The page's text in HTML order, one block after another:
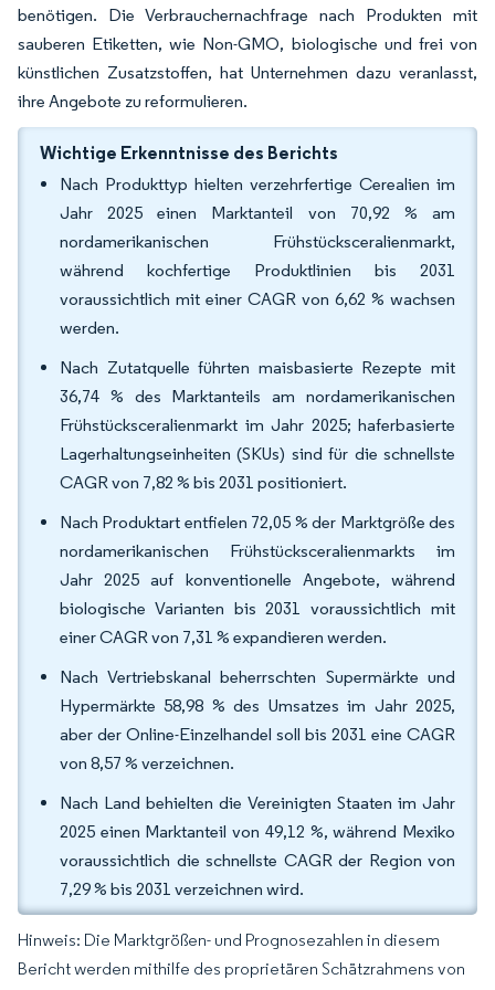
benötigen. Die Verbrauchernachfrage nach Produkten mit
sauberen Etiketten, wie Non-GMO, biologische und frei von
künstlichen Zusatzstoffen, hat Unternehmen dazu veranlasst,
ihre Angebote zu reformulieren.
Wichtige Erkenntnisse des Berichts
Nach Produkttyp hielten verzehrfertige Cerealien im
Jahr 2025 einen Marktanteil von 70,92 % am
nordamerikanischen Frühstücksceralienmarkt,
während kochfertige Produktlinien bis 2031
voraussichtlich mit einer CAGR von 6,62 % wachsen
werden.
Nach Zutatquelle führten maisbasierte Rezepte mit
36,74 % des Marktanteils am nordamerikanischen
Frühstücksceralienmarkt im Jahr 2025; haferbasierte
Lagerhaltungseinheiten (SKUs) sind für die schnellste
CAGR von 7,82 % bis 2031 positioniert.
Nach Produktart entfielen 72,05 % der Marktgröße des
nordamerikanischen Frühstücksceralienmarkts im
Jahr 2025 auf konventionelle Angebote, während
biologische Varianten bis 2031 voraussichtlich mit
einer CAGR von 7,31 % expandieren werden.
Nach Vertriebskanal beherrschten Supermärkte und
Hypermärkte 58,98 % des Umsatzes im Jahr 2025,
aber der Online-Einzelhandel soll bis 2031 eine CAGR
von 8,57 % verzeichnen.
Nach Land behielten die Vereinigten Staaten im Jahr
2025 einen Marktanteil von 49,12 %, während Mexiko
voraussichtlich die schnellste CAGR der Region von
7,29 % bis 2031 verzeichnen wird.
Hinweis: Die Marktgrößen- und Prognosezahlen in diesem
Bericht werden mithilfe des proprietären Schätzrahmens von